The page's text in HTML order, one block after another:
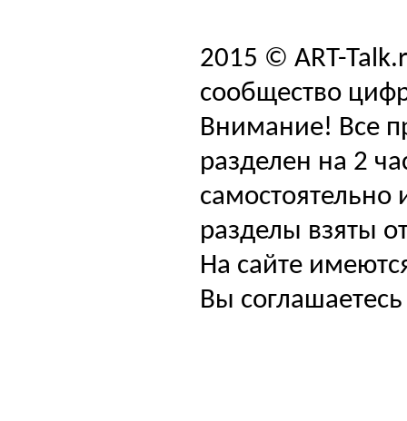
2015 © ART-
сообщество
Внимание! Все
разделен на 2
самостоятельно
разделы взяты
На сайте
Вы